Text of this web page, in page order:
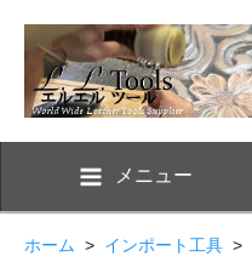
メニュー
ホーム > インポート工具 >